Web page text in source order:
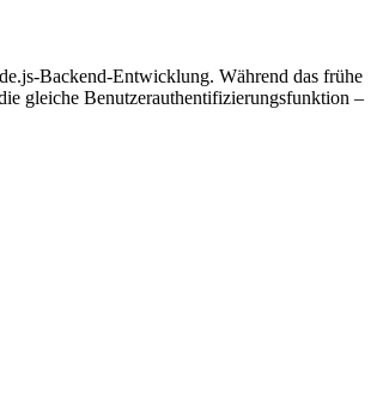
Backend-Entwicklung. Während das frühe
gleiche Benutzerauthentifizierungsfunktion –